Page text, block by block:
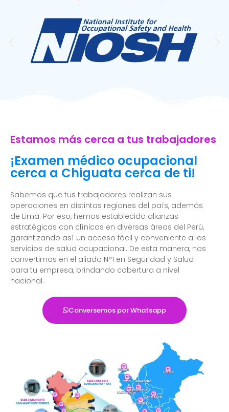
Estamos más cerca a tus trabajadores
¡Examen médico ocupacional
cerca a Chiguata cerca de ti!
Sabemos que tus trabajadores realizan sus
operaciones en distintas regiones del país, además
de Lima. Por eso, hemos establecido alianzas
estratégicas con clínicas en diversas áreas del Perú,
garantizando así un acceso fácil y conveniente a los
servicios de salud ocupacional. De esta manera, nos
convertimos en el aliado N°1 en Seguridad y Salud
para tu empresa, brindando cobertura a nivel
nacional.
Conversemos por Whatsapp